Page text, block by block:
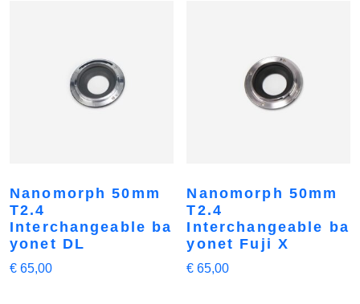
Nanomorph 50mm
T2.4
Interchangeable ba
yonet DL
€ 65,00
Nanomorph 50mm
T2.4
Interchangeable ba
yonet Fuji X
€ 65,00